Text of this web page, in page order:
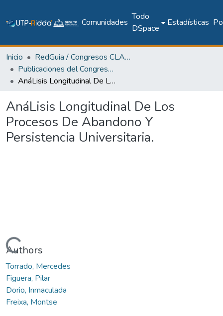
Comunidades
Todo
DSpace
Estadísticas
Inicio
RedGuia / Congresos CLABES
Publicaciones del Congreso Internacional CLABES
AnáLisis Longitudinal De Los Procesos De Abandono Y Persistencia Universitaria.
AnáLisis Longitudinal De Los
Procesos De Abandono Y
Persistencia Universitaria.
Cargando...
Authors
Torrado, Mercedes
Figuera, Pilar
Dorio, Inmaculada
Freixa, Montse